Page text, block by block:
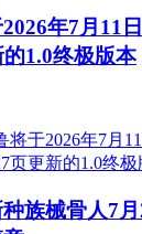
年7月11
1.0终极版本
族械骨人7